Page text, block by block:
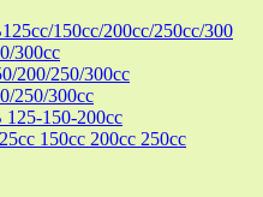
150cc/200cc/250cc/300
300cc
200/250/300cc
250/300cc
150-200cc
150cc 200cc 250cc